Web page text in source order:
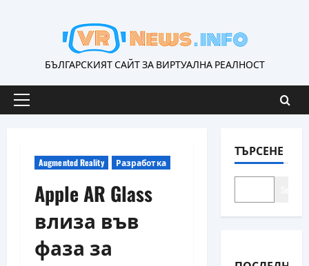
БЪЛГАРСКИЯТ САЙТ ЗА ВИРТУАЛНА РЕАЛНОСТ
Primary
Augmented Reality Разработка
Apple AR Glass
влиза във
фаза за
ТЪРСЕНЕ